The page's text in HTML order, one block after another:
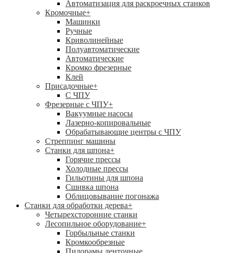
Автоматизация для раскроечных станков
Кромочные+
Машинки
Ручные
Криволинейные
Полуавтоматические
Автоматические
Кромко фрезерные
Клей
Присадочные+
С ЧПУ
Фрезерные с ЧПУ+
Вакуумные насосы
Лазерно-копировальные
Обрабатывающие центры с ЧПУ
Стреппинг машины
Станки для шпона+
Горячие прессы
Холодные прессы
Гильотины для шпона
Сшивка шпона
Облицовывание погонажа
Станки для обработки дерева+
Четырехсторонние станки
Лесопильное оборудование+
Горбыльные станки
Кромкообрезные
Пилорамы ленточные